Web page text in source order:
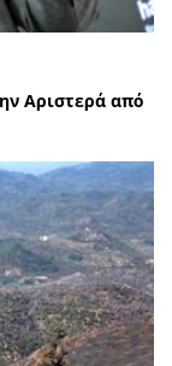
Αριστερά από